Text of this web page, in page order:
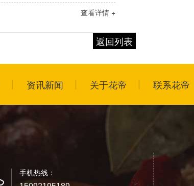
查看详情 +
返回列表
资讯新闻 关于花帝 联系花帝
手机热线：